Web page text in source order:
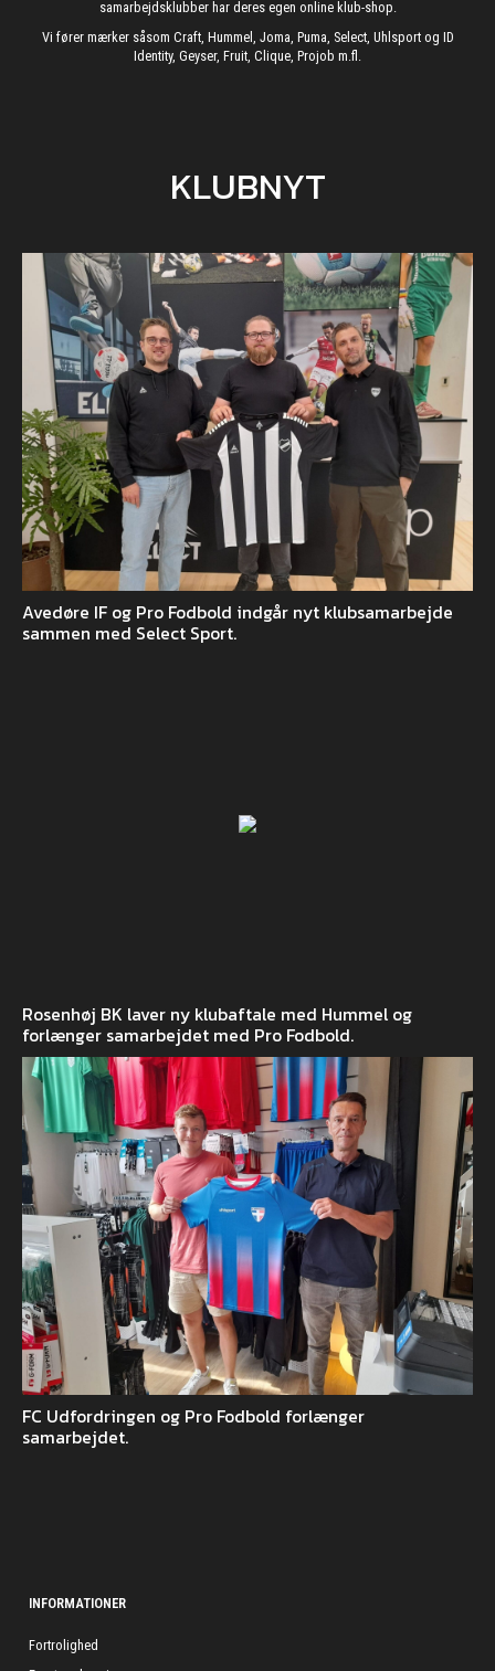
samarbejdsklubber har deres egen online klub-shop.
Vi fører mærker såsom Craft, Hummel, Joma, Puma, Select, Uhlsport og ID
Identity, Geyser, Fruit, Clique, Projob m.fl.
KLUBNYT
Avedøre IF og Pro Fodbold indgår nyt klubsamarbejde
sammen med Select Sport.
Rosenhøj BK laver ny klubaftale med Hummel og
forlænger samarbejdet med Pro Fodbold.
FC Udfordringen og Pro Fodbold forlænger
samarbejdet.
INFORMATIONER
Fortrolighed